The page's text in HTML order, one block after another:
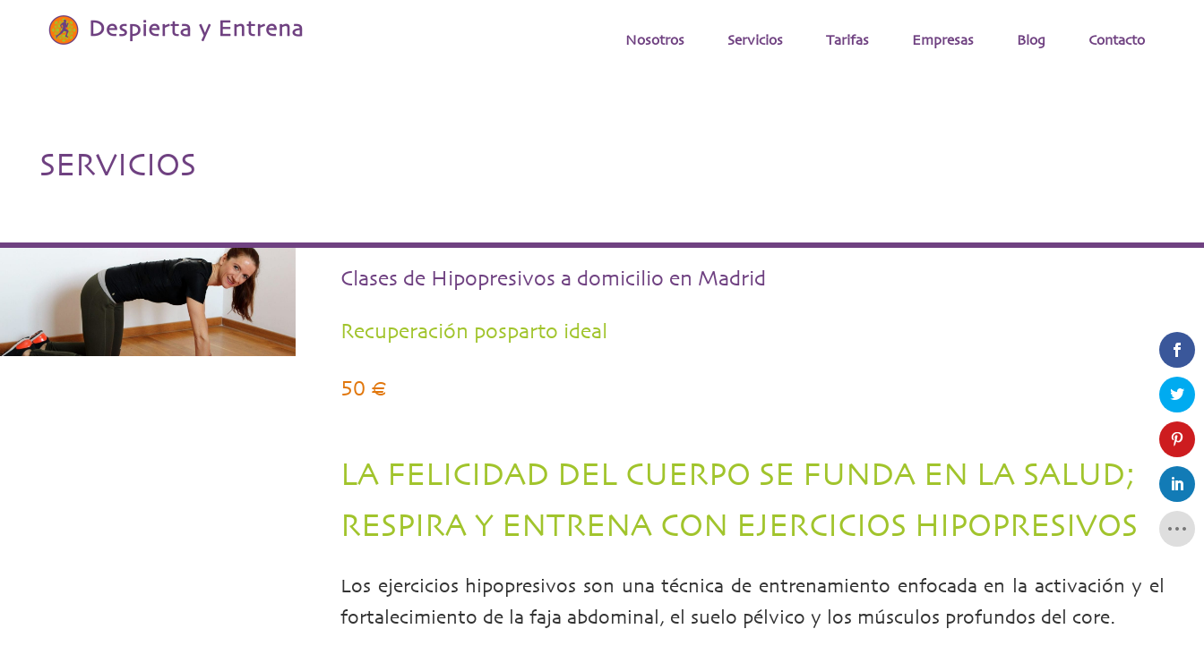
Nosotros Servicios Tarifas Empresas Blog Contacto
SERVICIOS
Clases de Hipopresivos a domicilio en Madrid
Recuperación posparto ideal
50 €
LA FELICIDAD DEL CUERPO SE FUNDA EN LA SALUD;
RESPIRA Y ENTRENA CON EJERCICIOS HIPOPRESIVOS
Los ejercicios hipopresivos son una técnica de entrenamiento enfocada en la activación y el
fortalecimiento de la faja abdominal, el suelo pélvico y los músculos profundos del core.